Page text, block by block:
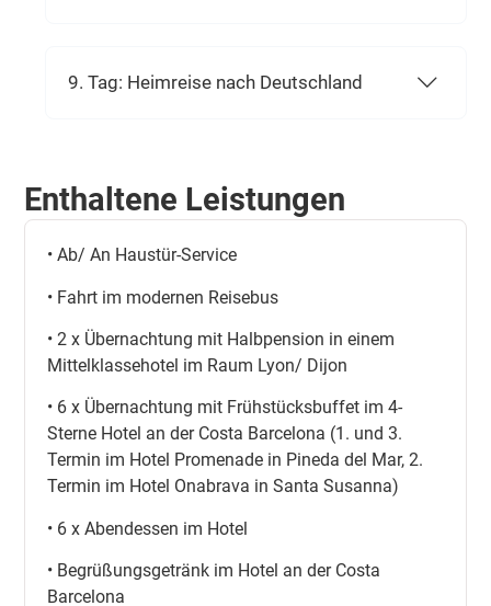
9. Tag: Heimreise nach Deutschland
Enthaltene Leistungen
• Ab/ An Haustür-Service
• Fahrt im modernen Reisebus
• 2 x Übernachtung mit Halbpension in einem
Mittelklassehotel im Raum Lyon/ Dijon
• 6 x Übernachtung mit Frühstücksbuffet im 4-
Sterne Hotel an der Costa Barcelona (1. und 3.
Termin im Hotel Promenade in Pineda del Mar, 2.
Termin im Hotel Onabrava in Santa Susanna)
• 6 x Abendessen im Hotel
• Begrüßungsgetränk im Hotel an der Costa
Barcelona